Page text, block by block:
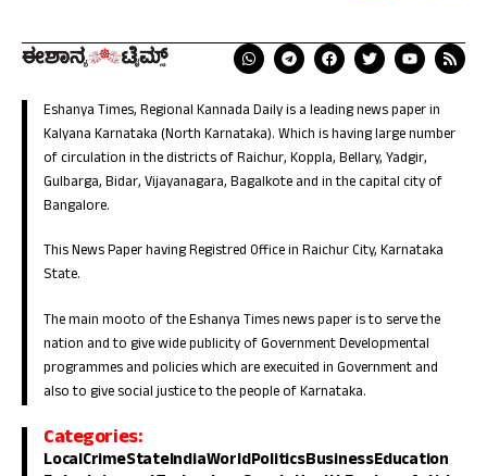
Eshanya Times, Regional Kannada Daily is a leading news paper in
Kalyana Karnataka (North Karnataka). Which is having large number
of circulation in the districts of Raichur, Koppla, Bellary, Yadgir,
Gulbarga, Bidar, Vijayanagara, Bagalkote and in the capital city of
Bangalore.
This News Paper having Registred Office in Raichur City, Karnataka
State.
The main mooto of the Eshanya Times news paper is to serve the
nation and to give wide publicity of Government Developmental
programmes and policies which are execuited in Government and
also to give social justice to the people of Karnataka.
Categories:
LocalCrimeStateIndiaWorldPoliticsBusinessEducation